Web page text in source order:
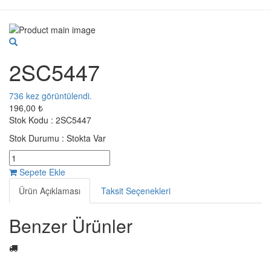
2SC5447
736 kez görüntülendi.
196,00 ₺
Stok Kodu : 2SC5447
Stok Durumu : Stokta Var
Sepete Ekle
Ürün Açıklaması
Taksit Seçenekleri
Benzer Ürünler